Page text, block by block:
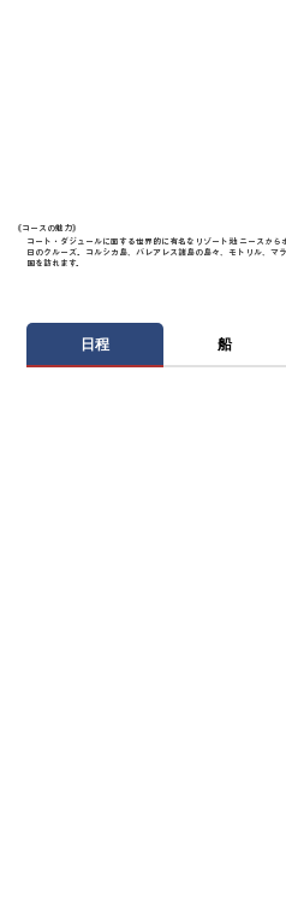
《​コースの魅力》
コート・ダジュールに面する世界的に有名なリゾート地 ニースか
日のクルーズ。コルシカ島、バレアレス諸島の島々、モトリル、マ
国を訪れます。
日程 船